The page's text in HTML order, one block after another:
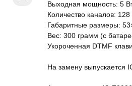
Выходная мощность: 5
Количество каналов: 128
Габаритные размеры:
Вес: 300 грамм (с
Укороченная DTMF
На замену выпускается